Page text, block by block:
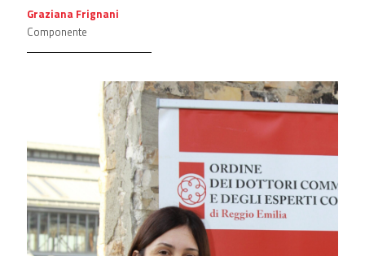
Graziana Frignani
Componente